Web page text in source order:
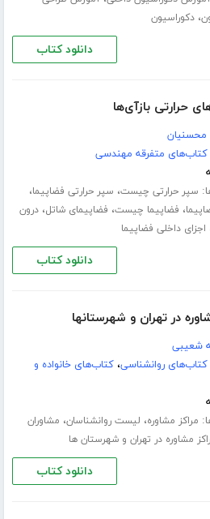
،دکوراسیون
دانلود کتاب
حرارتی بازآی‌ها
محسنیان
کتاب‌های متفرقه مهندسی
سپر حرارتی چیست، سپر حرارتی فضاپیما،
، فضاپیما چیست، فضاپیمای شاتل،درون
اجزای داخلی فضاپیما
دانلود کتاب
در تهران و شهرستانها
شعیبی
کتاب‌های روانشناسی،کتاب‌های خانواده و
مراکز مشاوره، لیست روانشناسان، مشاوران
مشاوره در تهران و شهرستان ها
دانلود کتاب